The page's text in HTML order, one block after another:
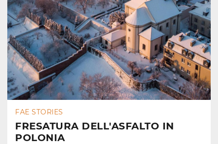
FAE STORIES
FRESATURA DELL'ASFALTO IN
POLONIA